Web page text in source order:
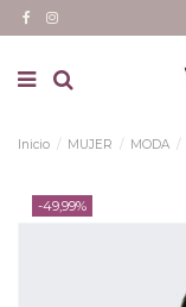
Inicio MUJER MODA
-49,99%